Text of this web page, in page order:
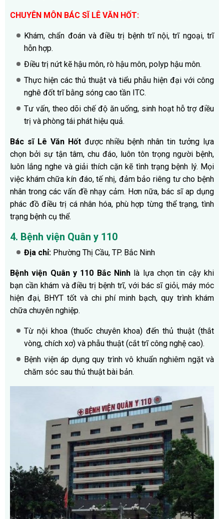
CHUYÊN MÔN BÁC SĨ LÊ VĂN HỐT:
Khám, chẩn đoán và điều trị bệnh trĩ nội, trĩ ngoại, trĩ
hỗn hợp.
Điều trị nứt kẽ hậu môn, rò hậu môn, polyp hậu môn.
Thực hiện các thủ thuật và tiểu phẫu hiện đại với công
nghê đốt trĩ bằng sóng cao tần ITC.
Tư vấn, theo dõi chế độ ăn uống, sinh hoạt hỗ trợ điều
trị và phòng tái phát hiệu quả.
Bác sĩ Lê Văn Hốtđược nhiều bệnh nhân tin tưởng lựa
chọn bởi sự tận tâm, chu đáo, luôn tôn trọng người bệnh,
luôn lắng nghe và giải thích cặn kẽ tình trạng bệnh lý. Mọi
việc khám chữa kín đáo, tế nhị, đảm bảo riêng tư cho bệnh
nhân trong các vấn đề nhạy cảm. Hơn nữa, bác sĩ ap dụng
phác đồ điều trị cá nhân hóa, phù hợp từng thể trạng, tình
trạng bệnh cụ thể.
4. Bệnh viện Quân y 110
Địa chỉ: Phường Thị Cầu, TP. Bắc Ninh
Bệnh viện Quân y 110 Bắc Ninh là lựa chọn tin cậy khi
bạn cần khám và điều trị bệnh trĩ, với bác sĩ giỏi, máy móc
hiện đại, BHYT tốt và chi phí minh bạch, quy trình khám
chữa chuyên nghiệp.
Từ nội khoa (thuốc chuyên khoa) đến thủ thuật (thắt
vòng, chích xơ) và phẫu thuật (cắt trĩ công nghệ cao).
Bệnh viện áp dụng quy trình vô khuẩn nghiêm ngặt và
chăm sóc sau thủ thuật bài bản.